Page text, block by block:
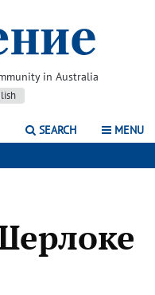
in Australia
SEARCH MENU